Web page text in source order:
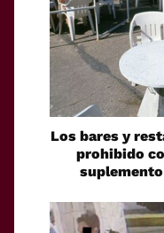
Los bares y
prohibido